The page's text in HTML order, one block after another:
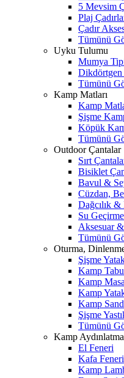
5 Mevsim
Plaj
Çadır
Tümünü
Uyku Tulumu
Mumya
Dikdörtgen
Tümünü
Kamp Matları
Kamp
Şişme
Köpük
Tümünü
Outdoor Çantalar
Sırt
Bisiklet
Bavul &
Cüzdan,
Dağcılık &
Su
Aksesuar
Tümünü
Oturma,
Şişme
Kamp
Kamp
Kamp
Kamp
Şişme
Tümünü
Kamp Aydınlatma
El Feneri
Kafa Feneri
Kamp